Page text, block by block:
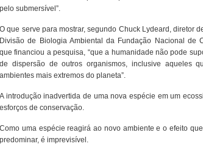
pelo submersível”.
O que serve para mostrar, segundo Chuck Lydeard, diretor
Divisão de Biologia Ambiental da Fundação Nacional de
que financiou a pesquisa, “que a humanidade não pode
de dispersão de outros organismos, inclusive aqueles
ambientes mais extremos do planeta”.
A introdução inadvertida de uma nova espécie em um
esforços de conservação.
Como uma espécie reagirá ao novo ambiente e o efeito
predominar, é imprevisível.